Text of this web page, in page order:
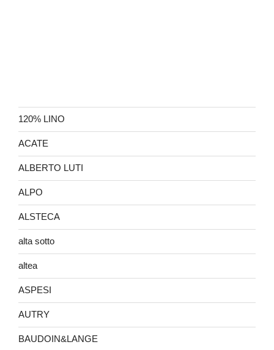
120% LINO
ACATE
ALBERTO LUTI
ALPO
ALSTECA
alta sotto
altea
ASPESI
AUTRY
BAUDOIN&LANGE